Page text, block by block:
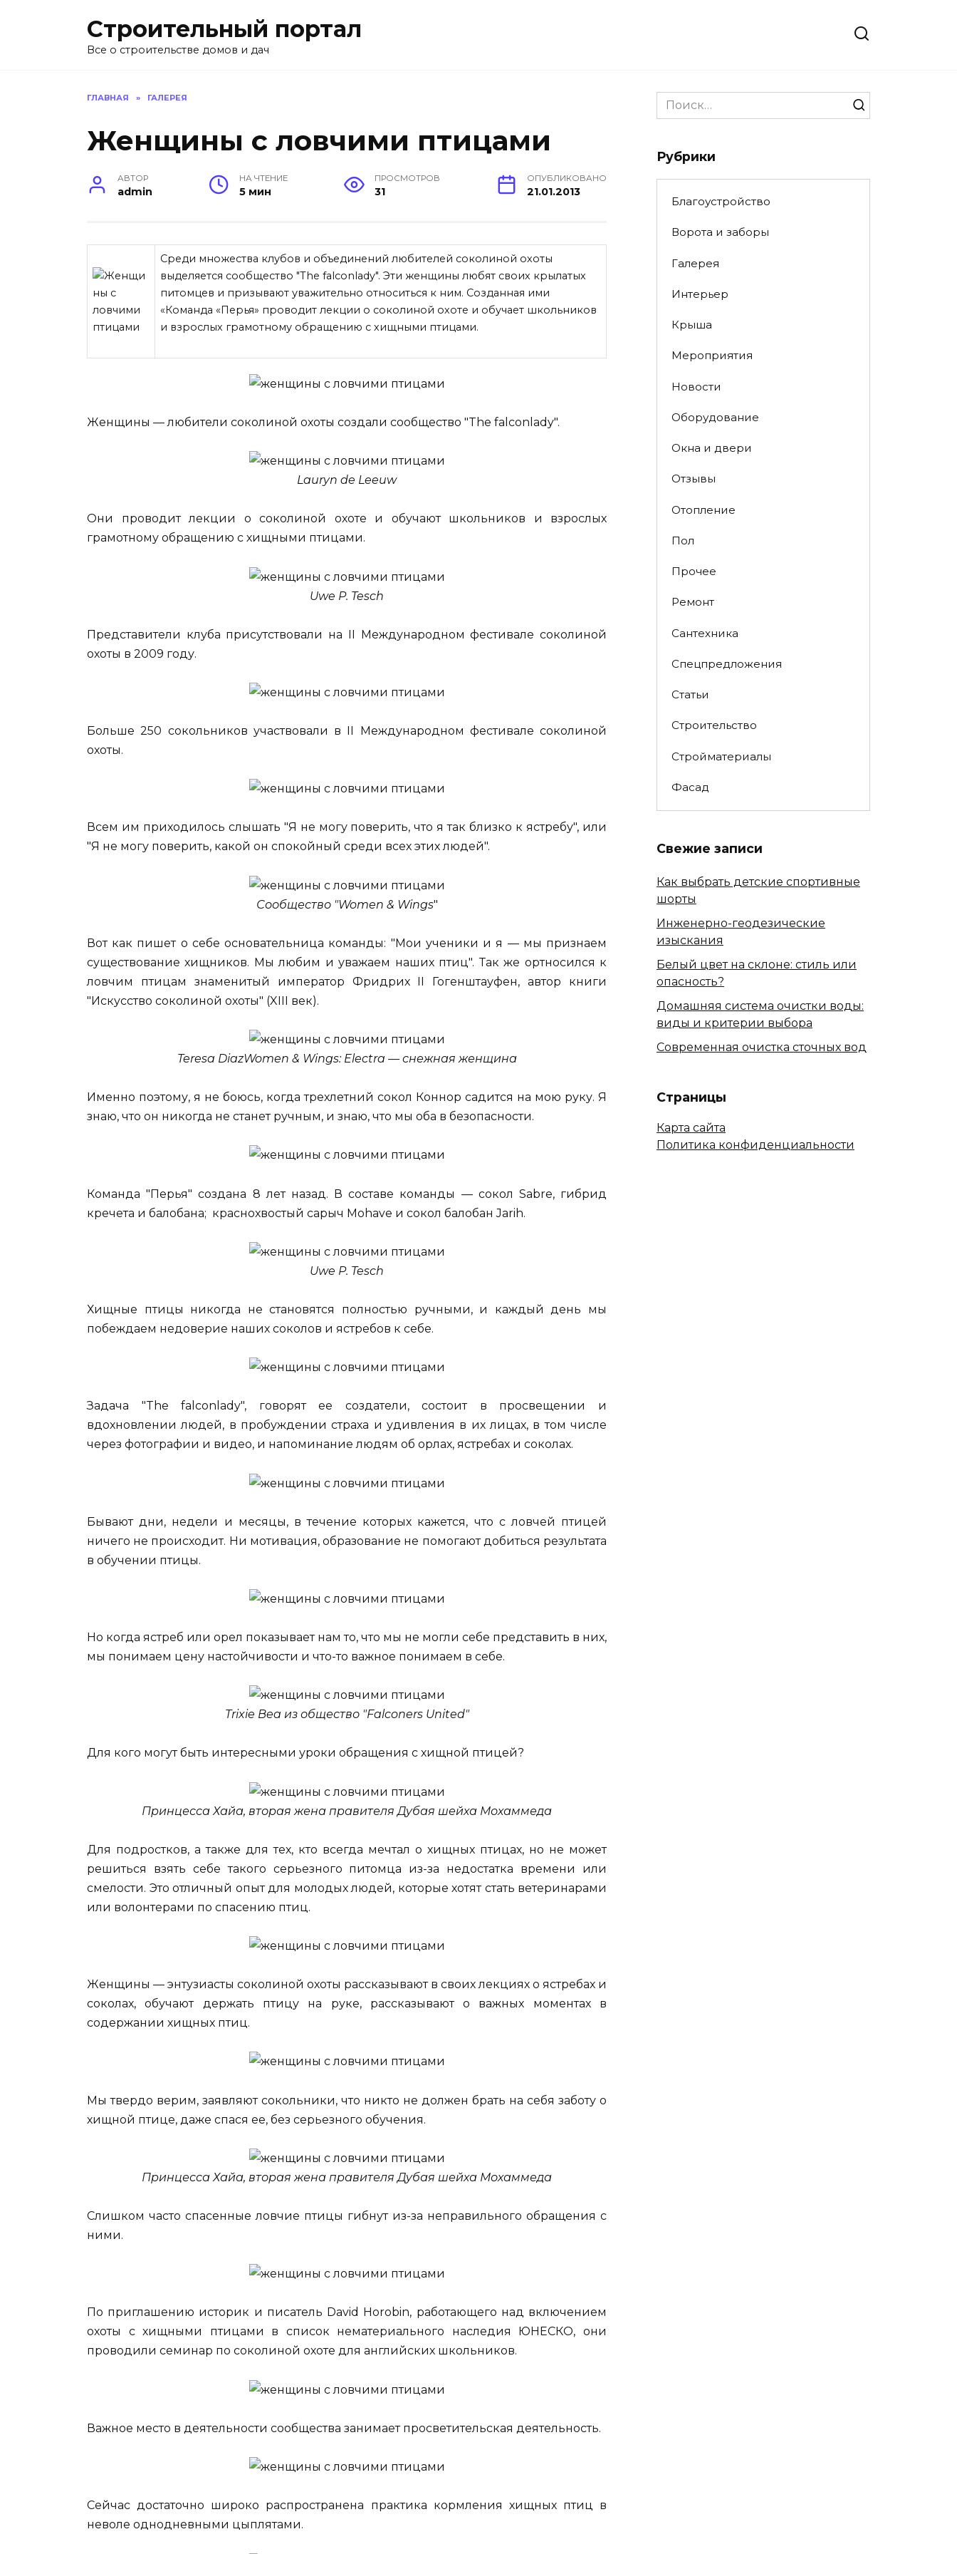
Строительный портал
Все о строительстве домов и дач
ГЛАВНАЯ » ГАЛЕРЕЯ
Женщины с ловчими птицами
АВТОР
admin
НА ЧТЕНИЕ
5 мин
ПРОСМОТРОВ
31
ОПУБЛИКОВАНО
21.01.2013
Среди множества клубов и объединений любителей соколиной охоты
выделяется сообщество "The falconlady". Эти женщины любят своих крылатых
питомцев и призывают уважительно относиться к ним. Созданная ими
«Команда «Перья» проводит лекции о соколиной охоте и обучает школьников
и взрослых грамотному обращению с хищными птицами.
Женщины — любители соколиной охоты создали сообщество "The falconlady".
Lauryn de Leeuw
Они проводит лекции о соколиной охоте и обучают школьников и взрослых
грамотному обращению с хищными птицами.
Uwe P. Tesch
Представители клуба присутствовали на II Международном фестивале соколиной
охоты в 2009 году.
Больше 250 сокольников участвовали в II Международном фестивале соколиной
охоты.
Всем им приходилось слышать "Я не могу поверить, что я так близко к ястребу", или
"Я не могу поверить, какой он спокойный среди всех этих людей".
Сообщество "Women & Wings"
Вот как пишет о себе основательница команды: "Мои ученики и я — мы признаем
существование хищников. Мы любим и уважаем наших птиц". Так же ортносился к
ловчим птицам знаменитый император Фридрих II Гогенштауфен, автор книги
"Искусство соколиной охоты" (XIII век).
Teresa DiazWomen & Wings: Electra — снежная женщина
Именно поэтому, я не боюсь, когда трехлетний сокол Коннор садится на мою руку. Я
знаю, что он никогда не станет ручным, и знаю, что мы оба в безопасности.
Команда "Перья" создана 8 лет назад. В составе команды — сокол Sabre, гибрид
кречета и балобана; краснохвостый сарыч Mohave и сокол балобан Jarih.
Uwe P. Tesch
Хищные птицы никогда не становятся полностью ручными, и каждый день мы
побеждаем недоверие наших соколов и ястребов к себе.
Задача "The falconlady", говорят ее создатели, состоит в просвещении и
вдохновлении людей, в пробуждении страха и удивления в их лицах, в том числе
через фотографии и видео, и напоминание людям об орлах, ястребах и соколах.
Бывают дни, недели и месяцы, в течение которых кажется, что с ловчей птицей
ничего не происходит. Ни мотивация, образование не помогают добиться результата
в обучении птицы.
Но когда ястреб или орел показывает нам то, что мы не могли себе представить в них,
мы понимаем цену настойчивости и что-то важное понимаем в себе.
Trixie Bea из общество "Falconers United"
Для кого могут быть интересными уроки обращения с хищной птицей?
Принцесса Хайа, вторая жена правителя Дубая шейха Мохаммеда
Для подростков, а также для тех, кто всегда мечтал о хищных птицах, но не может
решиться взять себе такого серьезного питомца из-за недостатка времени или
смелости. Это отличный опыт для молодых людей, которые хотят стать ветеринарами
или волонтерами по спасению птиц.
Женщины — энтузиасты соколиной охоты рассказывают в своих лекциях о ястребах и
соколах, обучают держать птицу на руке, рассказывают о важных моментах в
содержании хищных птиц.
Мы твердо верим, заявляют сокольники, что никто не должен брать на себя заботу о
хищной птице, даже спася ее, без серьезного обучения.
Принцесса Хайа, вторая жена правителя Дубая шейха Мохаммеда
Слишком часто спасенные ловчие птицы гибнут из-за неправильного обращения с
ними.
По приглашению историк и писатель David Horobin, работающего над включением
охоты с хищными птицами в список нематериального наследия ЮНЕСКО, они
проводили семинар по соколиной охоте для английских школьников.
Важное место в деятельности сообщества занимает просветительская деятельность.
Сейчас достаточно широко распространена практика кормления хищных птиц в
неволе однодневными цыплятами.
Search
for:
Рубрики
Благоустройство
Ворота и заборы
Галерея
Интерьер
Крыша
Мероприятия
Новости
Оборудование
Окна и двери
Отзывы
Отопление
Пол
Прочее
Ремонт
Сантехника
Спецпредложения
Статьи
Строительство
Стройматериалы
Фасад
Свежие записи
Как выбрать детские спортивные
шорты
Инженерно-геодезические
изыскания
Белый цвет на склоне: стиль или
опасность?
Домашняя система очистки воды:
виды и критерии выбора
Современная очистка сточных вод
Страницы
Карта сайта
Политика конфиденциальности